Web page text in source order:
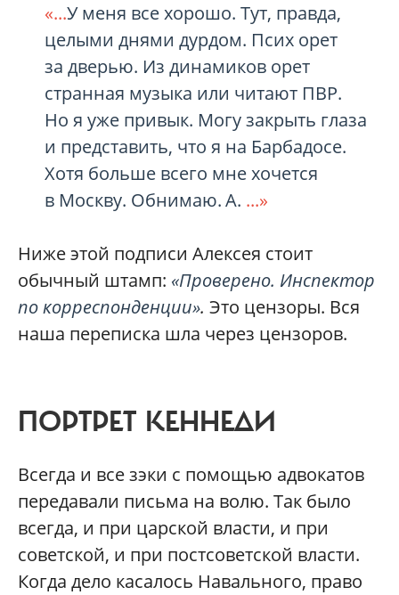
«...У меня все хорошо. Тут, правда,
целыми днями дурдом. Псих орет
за дверью. Из динамиков орет
странная музыка или читают ПВР.
Но я уже привык. Могу закрыть глаза
и представить, что я на Барбадосе.
Хотя больше всего мне хочется
в Москву. Обнимаю. А. ...»
Ниже этой подписи Алексея стоит
обычный штамп: «Проверено. Инспектор
по корреспонденции». Это цензоры. Вся
наша переписка шла через цензоров.
ПОРТРЕТ КЕННЕДИ
Всегда и все зэки с помощью адвокатов
передавали письма на волю. Так было
всегда, и при царской власти, и при
советской, и при постсоветской власти.
Когда дело касалось Навального, право